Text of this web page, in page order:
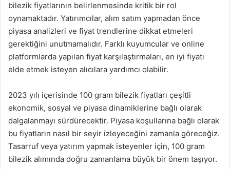
bilezik fiyatlarının belirlenmesinde kritik bir rol
oynamaktadır. Yatırımcılar, alım satım yapmadan önce
piyasa analizleri ve fiyat trendlerine dikkat etmeleri
gerektiğini unutmamalıdır. Farklı kuyumcular ve online
platformlarda yapılan fiyat karşılaştırmaları, en iyi fiyatı
elde etmek isteyen alıcılara yardımcı olabilir.
2023 yılı içerisinde 100 gram bilezik fiyatları çeşitli
ekonomik, sosyal ve piyasa dinamiklerine bağlı olarak
dalgalanmayı sürdürecektir. Piyasa koşullarına bağlı olarak
bu fiyatların nasıl bir seyir izleyeceğini zamanla göreceğiz.
Tasarruf veya yatırım yapmak isteyenler için, 100 gram
bilezik alımında doğru zamanlama büyük bir önem taşıyor.